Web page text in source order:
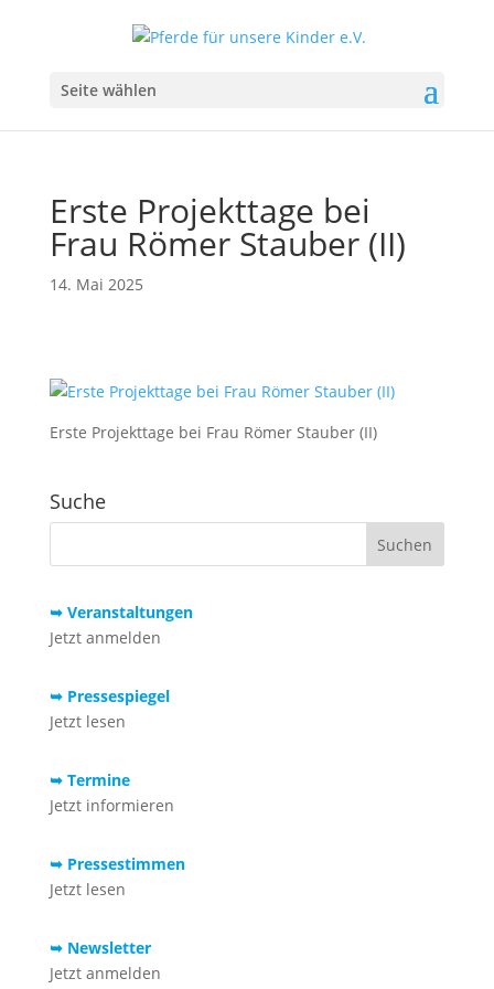
Seite wählen
Erste Projekttage bei
Frau Römer Stauber (II)
14. Mai 2025
Erste Projekttage bei Frau Römer Stauber (II)
Suche
➥ Veranstaltungen
Jetzt anmelden
➥ Pressespiegel
Jetzt lesen
➥ Termine
Jetzt informieren
➥ Pressestimmen
Jetzt lesen
➥ Newsletter
Jetzt anmelden